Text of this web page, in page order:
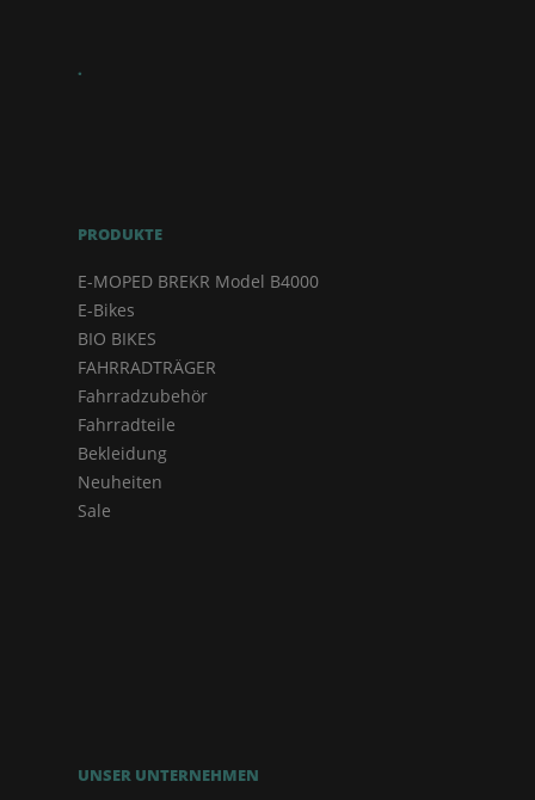
.
PRODUKTE
E-MOPED BREKR Model B4000
E-Bikes
BIO BIKES
FAHRRADTRÄGER
Fahrradzubehör
Fahrradteile
Bekleidung
Neuheiten
Sale
UNSER UNTERNEHMEN